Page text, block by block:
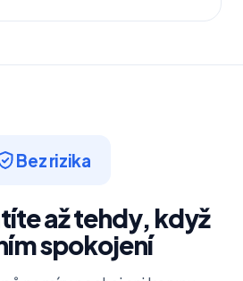
Bez rizika
až tehdy, když
spokojení